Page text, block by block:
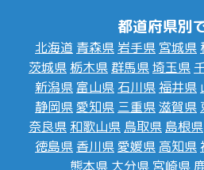
都道府県別
北海道 青森県 岩手県 宮城県
茨城県 栃木県群馬県埼玉県
新潟県 富山県 石川県福井県
静岡県愛知県 三重県滋賀県
奈良県 和歌山県 鳥取県 島根県
徳島県 香川県愛媛県 高知県
熊本県 大分県 宮崎県